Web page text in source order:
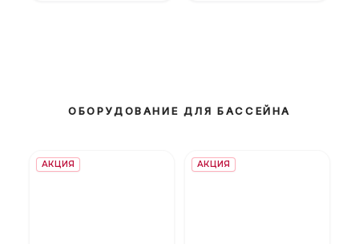
ОБОРУДОВАНИЕ ДЛЯ БАССЕЙНА
АКЦИЯ АКЦИЯ